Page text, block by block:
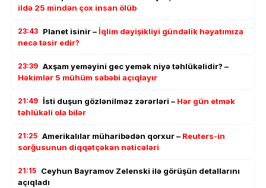
ildə 25 mindən çox insan ölüb
23:43 Planet isinir –İqlim dəyişikliyi gündəlik həyatımıza
necə təsir edir?
23:39 Axşam yeməyini gec yemək niyə təhlükəlidir? –
Həkimlər 5 mühüm səbəbi açıqlayır
21:49 İsti duşun gözlənilməz zərərləri – Hər gün etmək
təhlükəli ola bilər
21:25 Amerikalılar müharibədən qorxur – Reuters-in
sorğusunun diqqətçəkən nəticələri
21:15 Ceyhun Bayramov Zelenski ilə görüşün detallarını
açıqladı